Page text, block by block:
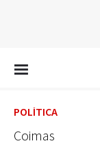
POLÍTICA
Coimas